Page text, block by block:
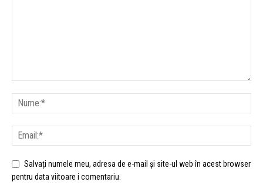
Salvați numele meu, adresa de e-mail și site-ul web în acest browser
pentru data viitoare i comentariu.